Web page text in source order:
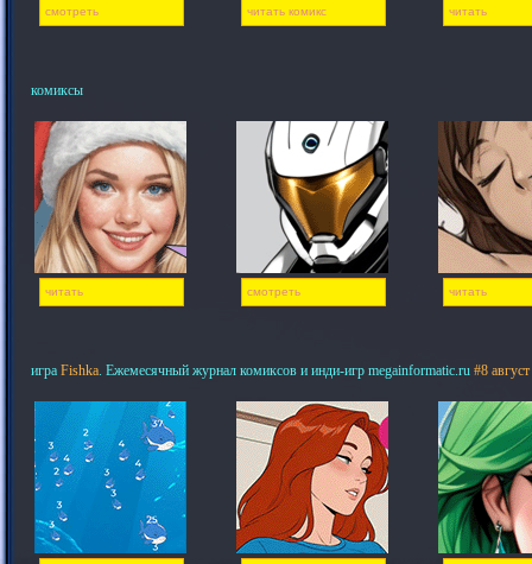
смотреть читать комикс читать
комиксы
читать смотреть читать
игра Fishka. Ежемесячный журнал комиксов и инди-игр megainformatic.ru #8